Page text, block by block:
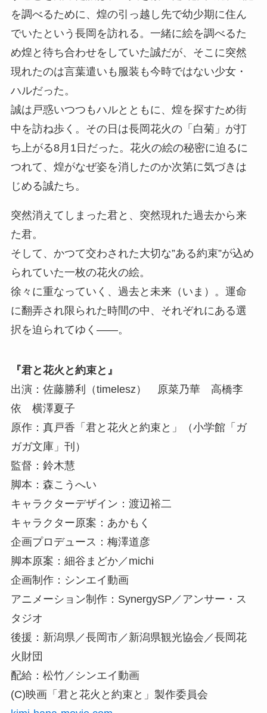
を調べるために、煌の引っ越し先で幼少期に住ん
でいたという長岡を訪れる。一緒に絵を調べるた
め煌と待ち合わせをしていた誠だが、そこに突然
現れたのは言葉遣いも服装も今時ではない少女・
ハルだった。
誠は戸惑いつつもハルとともに、煌を探すため街
中を訪ね歩く。その日は長岡花火の「白菊」が打
ち上がる8月1日だった。花火の絵の秘密に迫るに
つれて、煌がなぜ姿を消したのか次第に気づきは
じめる誠たち。
突然消えてしまった君と、突然現れた過去から来
た君。
そして、かつて交わされた大切な”ある約束”が込め
られていた一枚の花火の絵。
徐々に重なっていく、過去と未来（いま）。運命
に翻弄され限られた時間の中、それぞれにある選
択を迫られてゆく――。
『君と花火と約束と』
出演：佐藤勝利（timelesz） 原菜乃華 高橋李
依 横澤夏子
原作：真戸香「君と花火と約束と」（小学館「ガ
ガガ文庫」刊）
監督：鈴木慧
脚本：森こうへい
キャラクターデザイン：渡辺裕二
キャラクター原案：あかもく
企画プロデュース：梅澤道彦
脚本原案：細谷まどか／michi
企画制作：シンエイ動画
アニメーション制作：SynergySP／アンサー・ス
タジオ
後援：新潟県／長岡市／新潟県観光協会／長岡花
火財団
配給：松竹／シンエイ動画
(C)映画「君と花火と約束と」製作委員会